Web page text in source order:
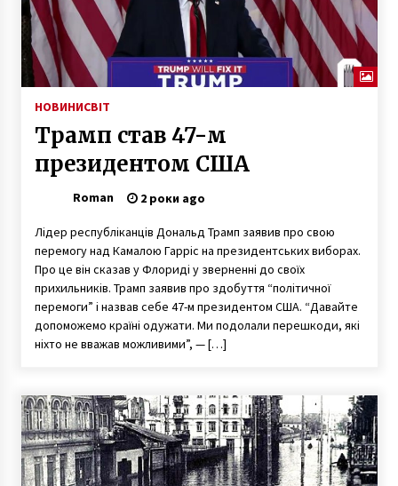
НОВИНИСВІТ
Трамп став 47-м
президентом США
Roman 2 роки ago
Лідер республіканців Дональд Трамп заявив про свою
перемогу над Камалою Гарріс на президентських виборах.
Про це він сказав у Флориді у зверненні до своїх
прихильників. Трамп заявив про здобуття “політичної
перемоги” і назвав себе 47-м президентом США. “Давайте
допоможемо країні одужати. Ми подолали перешкоди, які
ніхто не вважав можливими”, — […]